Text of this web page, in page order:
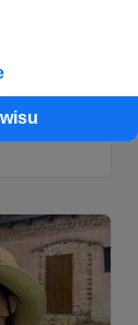
r w Mikoszewie:)